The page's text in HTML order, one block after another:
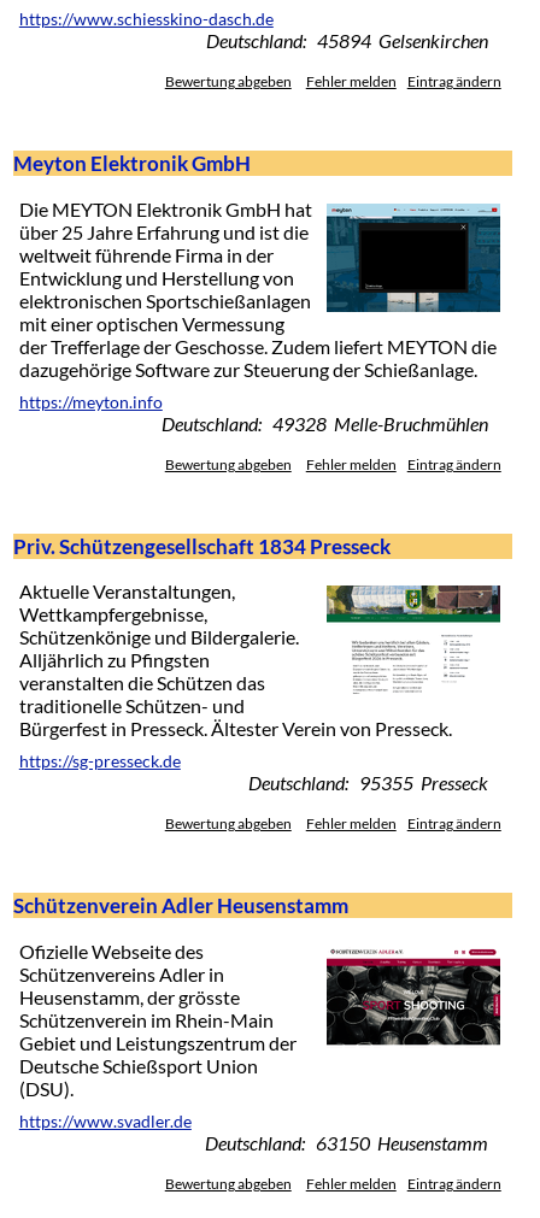
https://www.schiesskino-dasch.de
Deutschland: 45894 Gelsenkirchen
Bewertung abgeben Fehler melden Eintrag ändern
Meyton Elektronik GmbH
Die MEYTON Elektronik GmbH hat
über 25 Jahre Erfahrung und ist die
weltweit führende Firma in der
Entwicklung und Herstellung von
elektronischen Sportschießanlagen
mit einer optischen Vermessung
der Trefferlage der Geschosse. Zudem liefert MEYTON die
dazugehörige Software zur Steuerung der Schießanlage.
https://meyton.info
Deutschland: 49328 Melle-Bruchmühlen
Bewertung abgeben Fehler melden Eintrag ändern
Priv. Schützengesellschaft 1834 Presseck
Aktuelle Veranstaltungen,
Wettkampfergebnisse,
Schützenkönige und Bildergalerie.
Alljährlich zu Pfingsten
veranstalten die Schützen das
traditionelle Schützen- und
Bürgerfest in Presseck. Ältester Verein von Presseck.
https://sg-presseck.de
Deutschland: 95355 Presseck
Bewertung abgeben Fehler melden Eintrag ändern
Schützenverein Adler Heusenstamm
Ofizielle Webseite des
Schützenvereins Adler in
Heusenstamm, der grösste
Schützenverein im Rhein-Main
Gebiet und Leistungszentrum der
Deutsche Schießsport Union
(DSU).
https://www.svadler.de
Deutschland: 63150 Heusenstamm
Bewertung abgeben Fehler melden Eintrag ändern